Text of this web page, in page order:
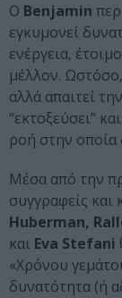
Ο Benjamin
εγκυμονεί
ενέργεια,
μέλλον.
αλλά απαιτεί
“εκτοξεύσει”
ροή στην οποία
Μέσα από την
συγγραφείς και
Huberman,
και Eva Stefani
«Χρόνου
δυνατότητα (ή